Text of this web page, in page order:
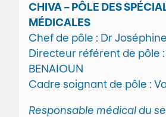
CHIVA – PÔLE DES
MÉDICALES
Chef de pôle : Dr
Directeur référent de pôle
BENAIOUN
Cadre soignant de pôle :
Responsable médical du